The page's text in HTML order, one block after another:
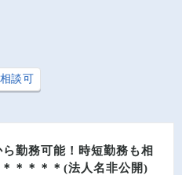
談可
勤務可能！時短勤務も相
＊＊＊＊(法人名非公開)